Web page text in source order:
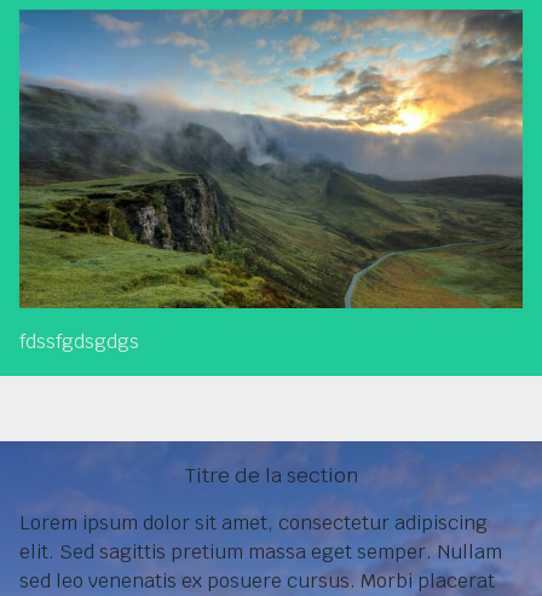
fdssfgdsgdgs
Titre de la section
Lorem ipsum dolor sit amet, consectetur adipiscing
elit. Sed sagittis pretium massa eget semper. Nullam
sed leo venenatis ex posuere cursus. Morbi placerat